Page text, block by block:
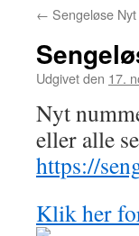
← Sengeløse
Udgivet den 17.
Nyt
eller alle
https://
Klik her